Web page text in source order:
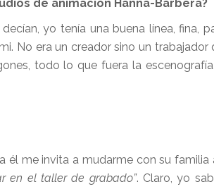
de animación Hanna-Barbera?
yo tenía una buena línea, fina,
No era un creador sino un trabajador
todo lo que fuera la
él me invita a mudarme con su familia
en el taller de grabado”. Claro, yo